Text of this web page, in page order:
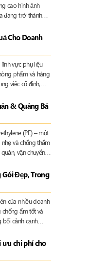
cao hình ảnh
đang trở thành
Cho Doanh
vực phụ liệu
phẩm và hàng
việc cố định,
& Quảng Bá
(PE) – một
và chống thấm
vận chuyển
Gói Đẹp, Trong
của nhiều doanh
ẩm tốt và
cảnh cạnh
cái nhìn đầu tiên.
ưu chi phí cho